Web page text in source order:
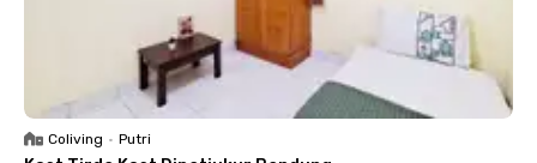
Coliving • Putri